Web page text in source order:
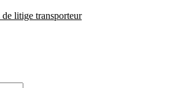
de litige transporteur